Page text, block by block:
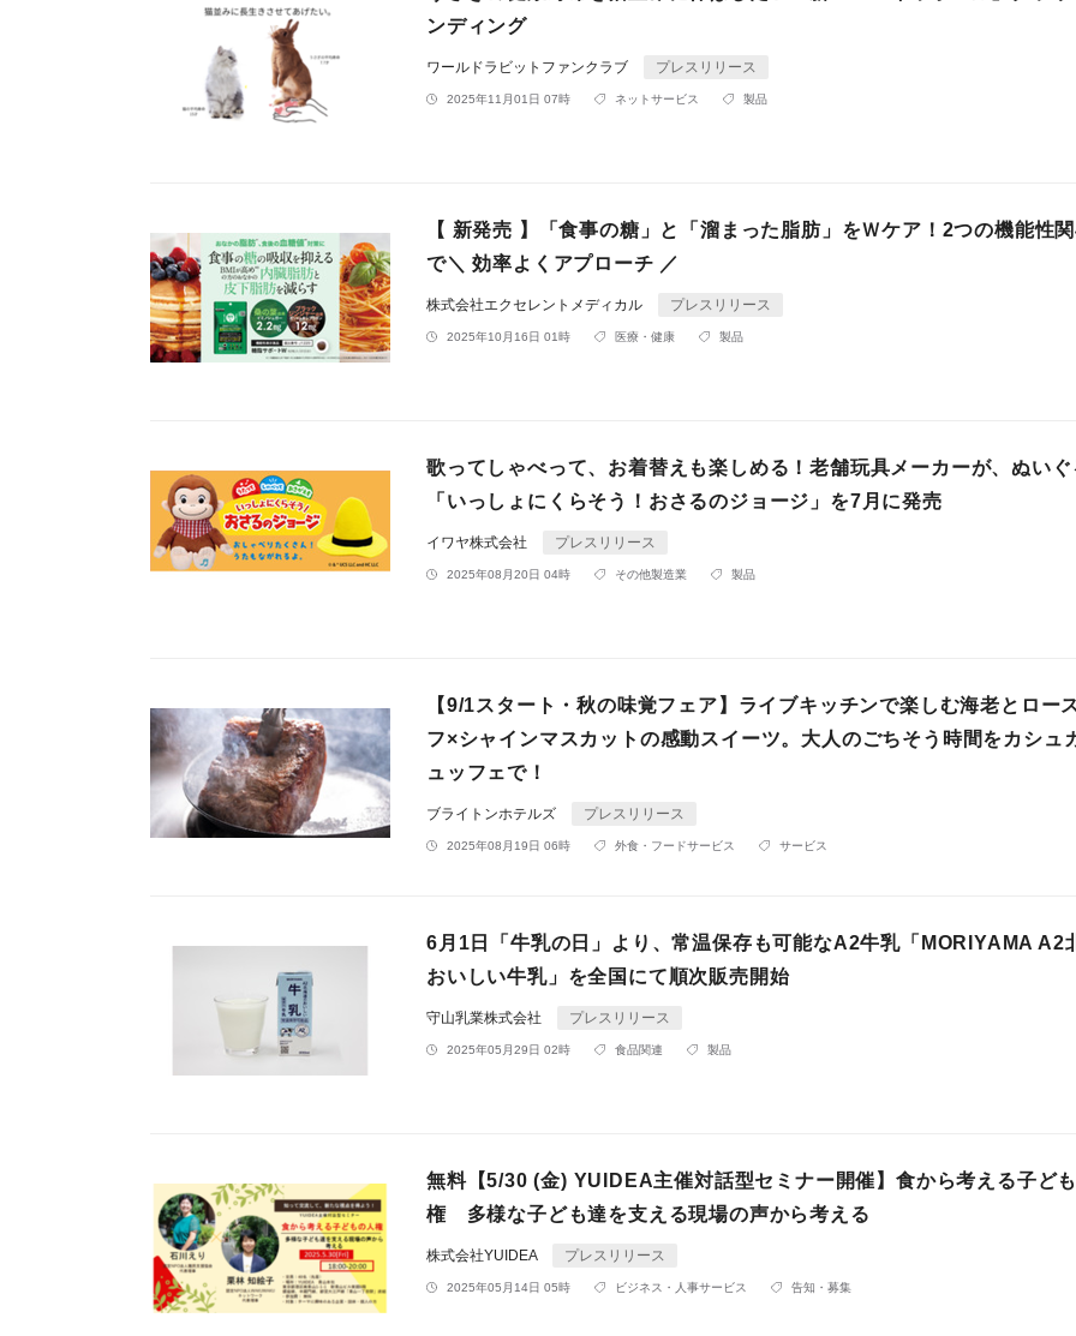
ンディング
ワールドラビットファンクラブ プレスリリース
2025年11月01日 07時 ネットサービス 製品
【 新発売 】「食事の糖」と「溜まった脂肪」をＷケア！2つの機能性
で＼ 効率よくアプローチ ／
株式会社エクセレントメディカル プレスリリース
2025年10月16日 01時 医療・健康 製品
歌ってしゃべって、お着替えも楽しめる！老舗玩具メーカーが、ぬいぐ
「いっしょにくらそう！おさるのジョージ」を7月に発売
イワヤ株式会社 プレスリリース
2025年08月20日 04時 その他製造業 製品
【9/1スタート・秋の味覚フェア】ライブキッチンで楽しむ海老とロー
フ×シャインマスカットの感動スイーツ。大人のごちそう時間をカシュ
ュッフェで！
ブライトンホテルズ プレスリリース
2025年08月19日 06時 外食・フードサービス サービス
6月1日「牛乳の日」より、常温保存も可能なA2牛乳「MORIYAMA A2
おいしい牛乳」を全国にて順次販売開始
守山乳業株式会社 プレスリリース
2025年05月29日 02時 食品関連 製品
無料【5/30 (金) YUIDEA主催対話型セミナー開催】食から考える子ど
権 多様な子ども達を支える現場の声から考える
株式会社YUIDEA プレスリリース
2025年05月14日 05時 ビジネス・人事サービス 告知・募集